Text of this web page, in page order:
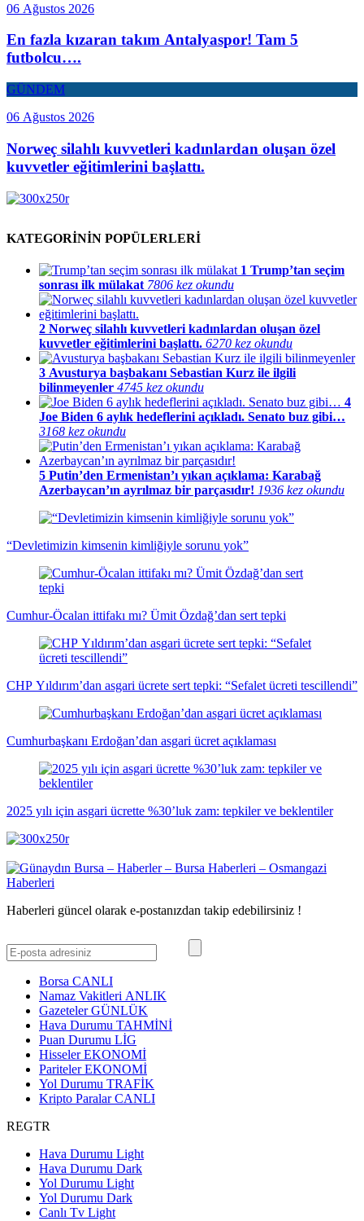
06 Ağustos 2026
En fazla kızaran takım Antalyaspor! Tam 5
futbolcu….
GÜNDEM
06 Ağustos 2026
Norweç silahlı kuvvetleri kadınlardan oluşan özel
kuvvetler eğitimlerini başlattı.
KATEGORİNİN POPÜLERLERİ
1 Trump’tan seçim
sonrası ilk mülakat 7806 kez okundu
2 Norweç silahlı kuvvetleri kadınlardan oluşan özel
kuvvetler eğitimlerini başlattı. 6270 kez okundu
3 Avusturya başbakanı Sebastian Kurz ile ilgili
bilinmeyenler 4745 kez okundu
4
Joe Biden 6 aylık hedeflerini açıkladı. Senato buz gibi…
3168 kez okundu
5 Putin’den Ermenistan’ı yıkan açıklama: Karabağ
Azerbaycan’ın ayrılmaz bir parçasıdır! 1936 kez okundu
“Devletimizin kimsenin kimliğiyle sorunu yok”
Cumhur-Öcalan ittifakı mı? Ümit Özdağ’dan sert tepki
CHP Yıldırım’dan asgari ücrete sert tepki: “Sefalet ücreti tescillendi”
Cumhurbaşkanı Erdoğan’dan asgari ücret açıklaması
2025 yılı için asgari ücrette %30’luk zam: tepkiler ve beklentiler
Haberleri güncel olarak e-postanızdan takip edebilirsiniz !
Borsa CANLI
Namaz Vakitleri ANLIK
GazetelerGÜNLÜK
Hava Durumu TAHMİNİ
Puan Durumu LİG
HisselerEKONOMİ
ParitelerEKONOMİ
Yol Durumu TRAFİK
Kripto ParalarCANLI
REGTR
Hava Durumu Light
Hava Durumu Dark
Yol Durumu Light
Yol Durumu Dark
Canlı Tv Light